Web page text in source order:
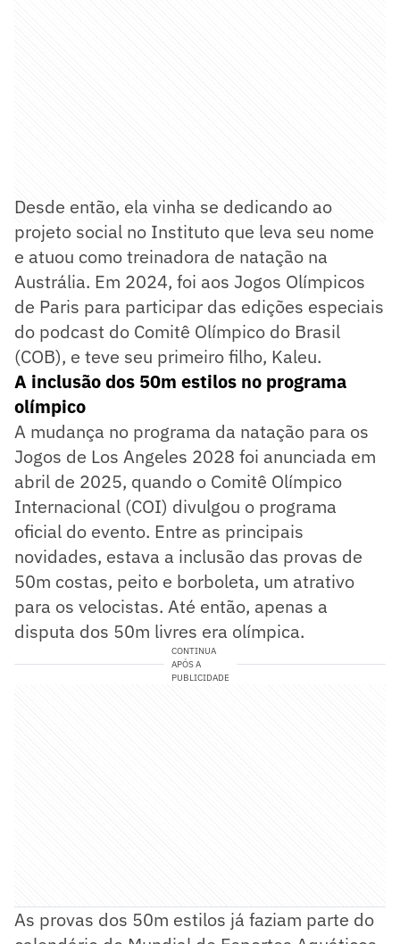
Desde então, ela vinha se dedicando ao
projeto social no Instituto que leva seu nome
e atuou como treinadora de natação na
Austrália. Em 2024, foi aos Jogos Olímpicos
de Paris para participar das edições especiais
do podcast do Comitê Olímpico do Brasil
(COB), e teve seu primeiro filho, Kaleu.
A inclusão dos 50m estilos no programa
olímpico
A mudança no programa da natação para os
Jogos de Los Angeles 2028 foi anunciada em
abril de 2025, quando o Comitê Olímpico
Internacional (COI) divulgou o programa
oficial do evento. Entre as principais
novidades, estava a inclusão das provas de
50m costas, peito e borboleta, um atrativo
para os velocistas. Até então, apenas a
disputa dos 50m livres era olímpica.
CONTINUA
APÓS A
PUBLICIDADE
As provas dos 50m estilos já faziam parte do